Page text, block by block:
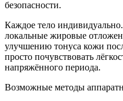
безопасности.
Каждое тело
локальные жировые
улучшению тонуса кожи
просто почувствовать
напряжённого периода.
Возможные методы